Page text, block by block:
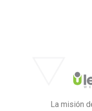
La misión